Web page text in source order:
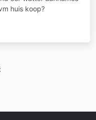
huis koop?